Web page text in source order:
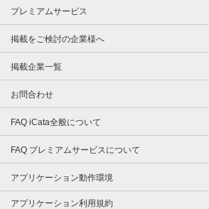
プレミアムサービス
掲載をご検討の企業様へ
掲載企業一覧
お問合わせ
FAQ iCata全般について
FAQ プレミアムサービスについて
アプリケーション動作環境
アプリケーション利用規約